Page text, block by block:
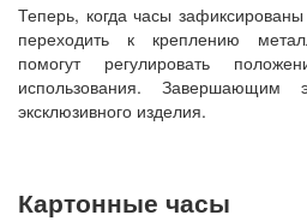
Теперь, когда часы
переходить к креплению
помогут регулировать
использования. Завершающим
эксклюзивного изделия.
Картонные часы